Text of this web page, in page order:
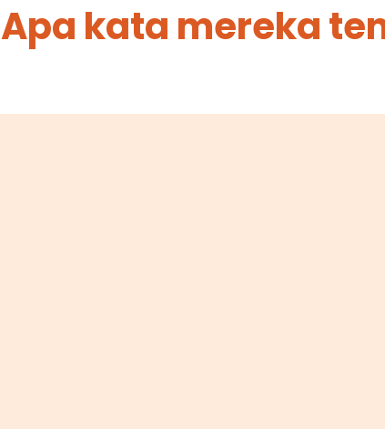
Apa kata mereka